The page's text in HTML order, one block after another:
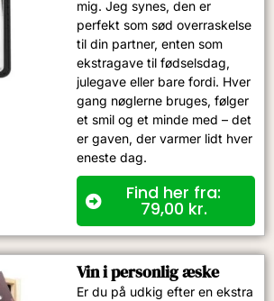
mig. Jeg synes, den er
perfekt som sød overraskelse
til din partner, enten som
ekstragave til fødselsdag,
julegave eller bare fordi. Hver
gang nøglerne bruges, følger
et smil og et minde med – det
er gaven, der varmer lidt hver
eneste dag.
Find her fra:
79,00 kr.
Vin i personlig æske
Er du på udkig efter en ekstra